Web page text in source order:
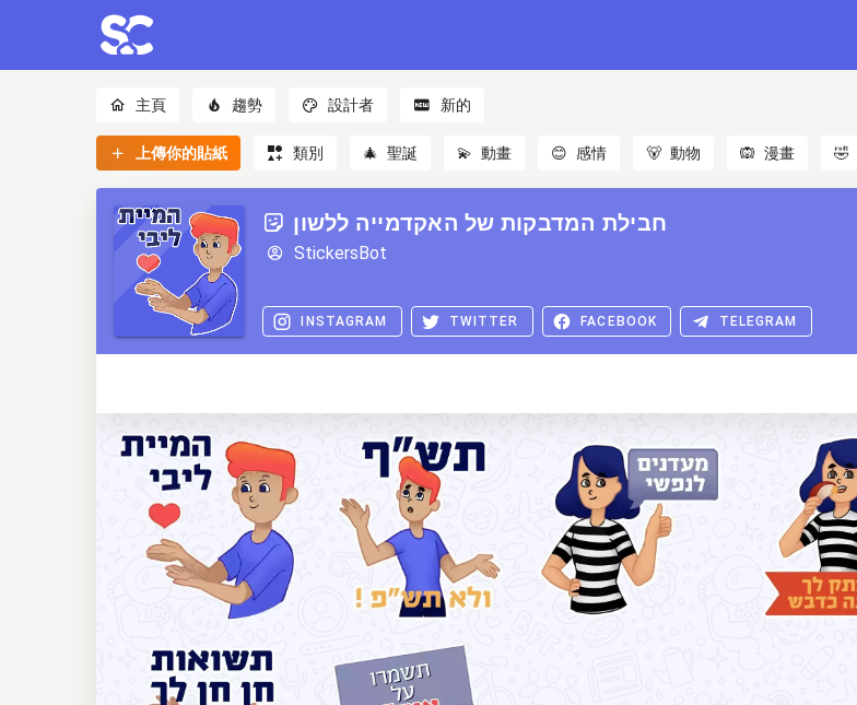
主頁 趨勢 設計者 新的
上傳你的貼紙 類別 🎄 聖誕 💫 動畫 😊 感情 🐻 動物 🙉 漫畫 🤣
חבילת המדבקות של האקדמייה ללשון
StickersBot
INSTAGRAM TWITTER FACEBOOK TELEGRAM